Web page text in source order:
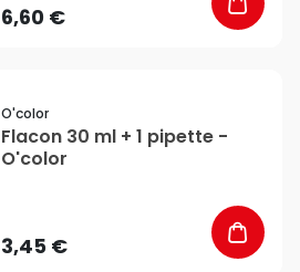
6,60 €
O'color
Flacon 30 ml + 1 pipette -
O'color
3,45 €